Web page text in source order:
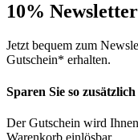
10%
Jetzt bequem zum
Gutschein* erhalten.
Sparen Sie so
Der Gutschein wird
Warenkorb einlösbar.